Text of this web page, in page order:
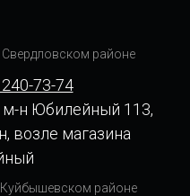
районе
73-74
м-н Юбилейный 113,
возле магазина
районе